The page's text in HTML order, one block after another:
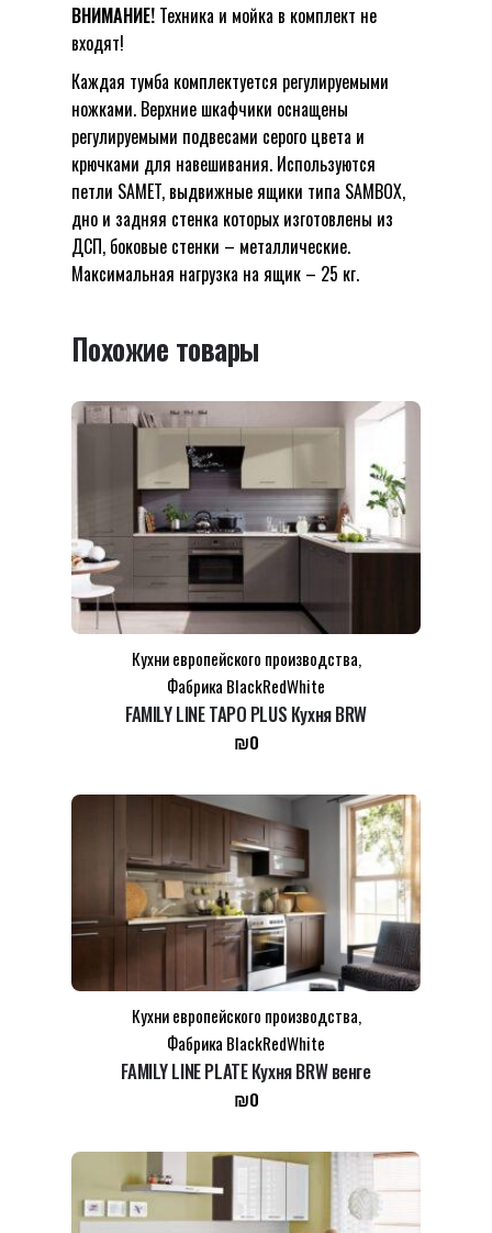
ВНИМАНИЕ! Техника и мойка в комплект не
входят!
Каждая тумба комплектуется регулируемыми
ножками. Верхние шкафчики оснащены
регулируемыми подвесами серого цвета и
крючками для навешивания. Используются
петли SAMET, выдвижные ящики типа SAMBOX,
дно и задняя стенка которых изготовлены из
ДСП, боковые стенки – металлические.
Максимальная нагрузка на ящик – 25 кг.
Похожие товары
Кухни европейского производства,
Фабрика BlackRedWhite
FAMILY LINE TAPO PLUS Кухня BRW
₪0
Кухни европейского производства,
Фабрика BlackRedWhite
FAMILY LINE PLATE Кухня BRW венге
₪0